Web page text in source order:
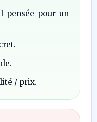
pensée pour un
/ prix.